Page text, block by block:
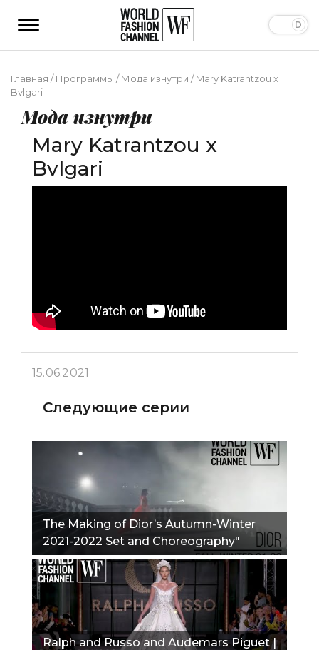
Главная /Программы /Мода изнутри /Mary Katrantzou x
Bvlgari
Мода изнутри
Mary Katrantzou x
Bvlgari
15.06.2021
Следующие серии
The Making of Dior’s Autumn-Winter
2021-2022 Set and Choreography"
Ralph and Russo and Audemars Piguet |